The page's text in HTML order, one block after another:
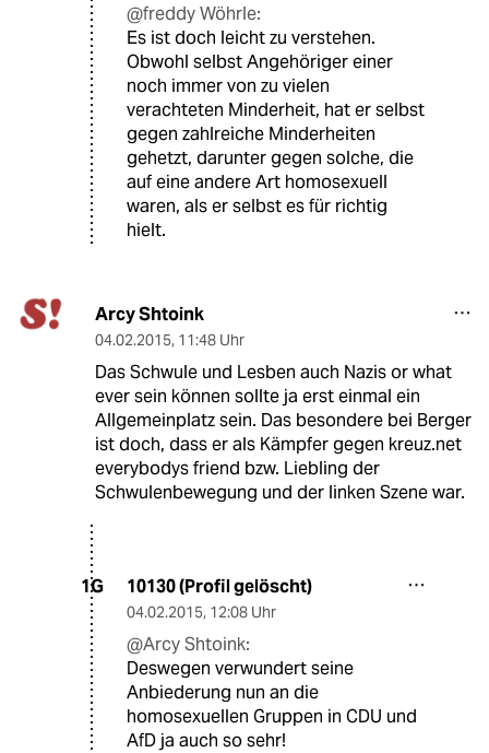
@freddy Wöhrle:
Es ist doch leicht zu verstehen.
Obwohl selbst Angehöriger einer
noch immer von zu vielen
verachteten Minderheit, hat er selbst
gegen zahlreiche Minderheiten
gehetzt, darunter gegen solche, die
auf eine andere Art homosexuell
waren, als er selbst es für richtig
hielt.
Arcy Shtoink
04.02.2015, 11:48 Uhr
Das Schwule und Lesben auch Nazis or what
ever sein können sollte ja erst einmal ein
Allgemeinplatz sein. Das besondere bei Berger
ist doch, dass er als Kämpfer gegen kreuz.net
everybodys friend bzw. Liebling der
Schwulenbewegung und der linken Szene war.
1G 10130 (Profil gelöscht)
04.02.2015, 12:08 Uhr
@Arcy Shtoink:
Deswegen verwundert seine
Anbiederung nun an die
homosexuellen Gruppen in CDU und
AfD ja auch so sehr!